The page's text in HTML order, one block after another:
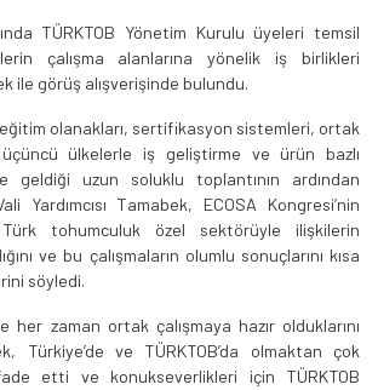
TÜRKTOB Yönetim Kurulu üyeleri temsil
çalışma alanlarına yönelik iş birlikleri
ile görüş alışverişinde bulundu.
olanakları, sertifikasyon sistemleri, ortak
üçüncü ülkelerle iş geliştirme ve ürün bazlı
geldiği uzun soluklu toplantının ardından
Yardımcısı Tamabek, ECOSA Kongresi’nin
tohumculuk özel sektörüyle ilişkilerin
ve bu çalışmaların olumlu sonuçlarını kısa
söyledi.
her zaman ortak çalışmaya hazır olduklarını
Türkiye’de ve TÜRKTOB’da olmaktan çok
etti ve konukseverlikleri için TÜRKTOB